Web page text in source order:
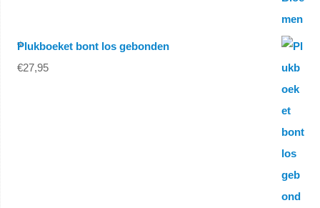
Plukboeket bont los gebonden
€27,95